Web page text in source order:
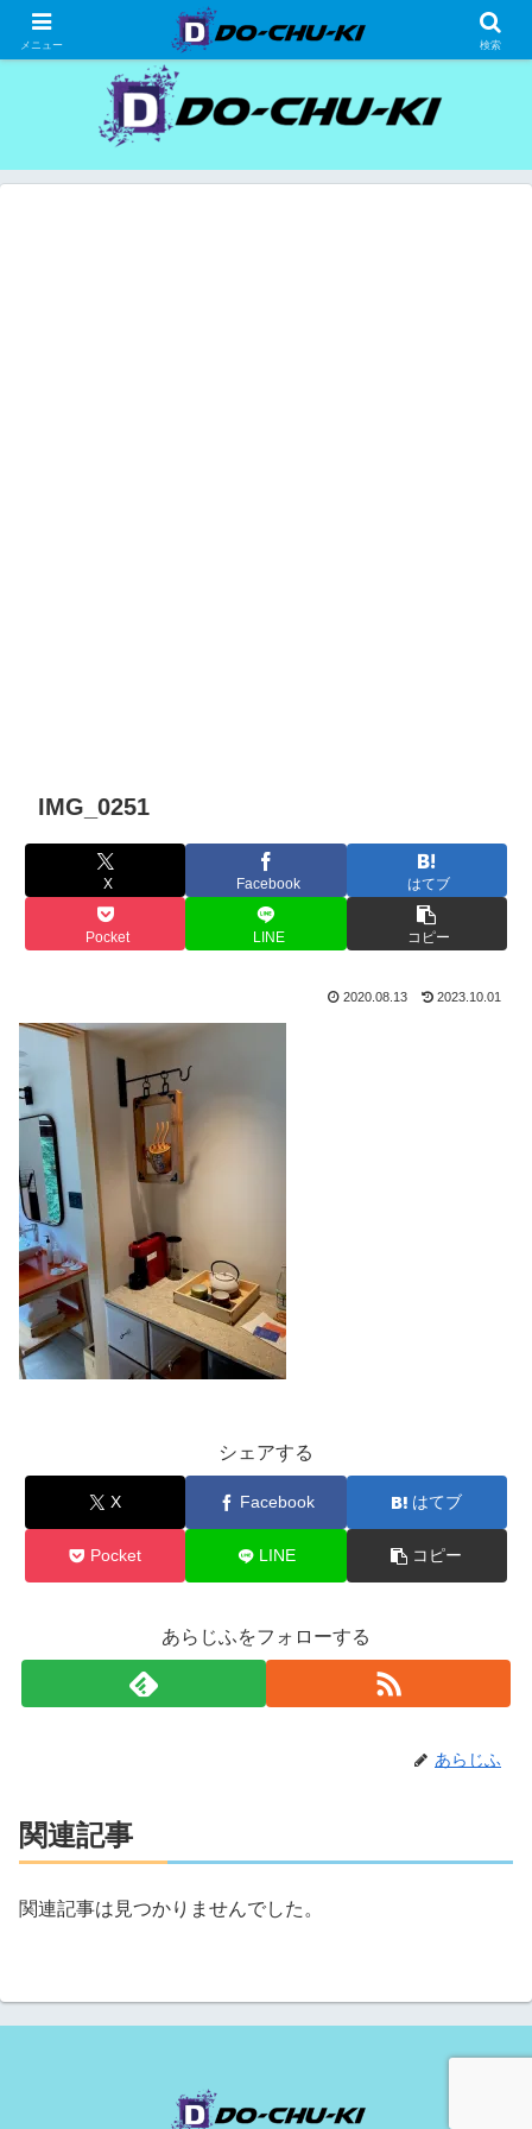
高級ホテルの格安宿泊研究、宿泊記
IMG_0251
X Facebook はてブ
Pocket LINE コピー
2020.08.13 2023.10.01
シェアする
X Facebook はてブ
Pocket LINE コピー
あらじふをフォローする
あらじふ
関連記事
関連記事は見つかりませんでした。
メニュー 検索